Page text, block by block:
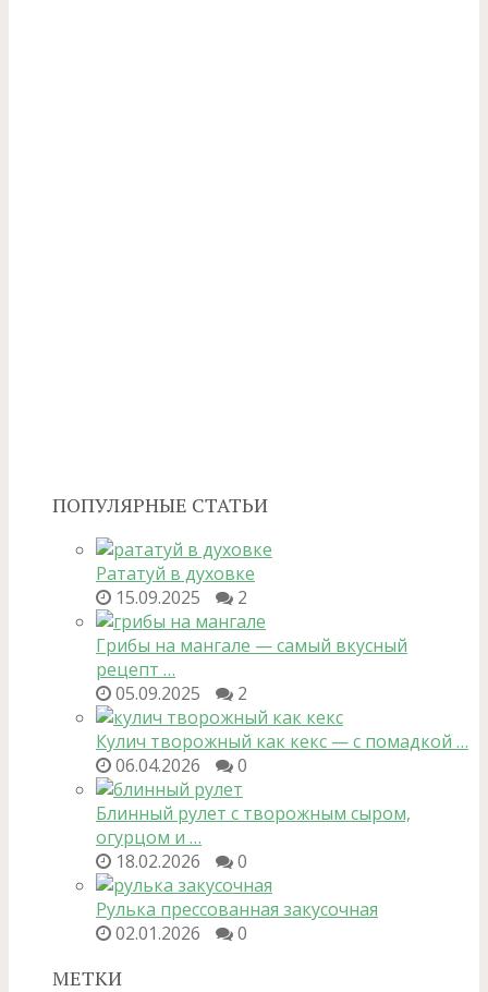
ПОПУЛЯРНЫЕ СТАТЬИ
Рататуй в духовке
15.09.2025
2
Грибы на мангале — самый вкусный
рецепт …
05.09.2025
2
Кулич творожный как кекс — с помадкой …
06.04.2026
0
Блинный рулет с творожным сыром,
огурцом и …
18.02.2026
0
Рулька прессованная закусочная
02.01.2026
0
МЕТКИ